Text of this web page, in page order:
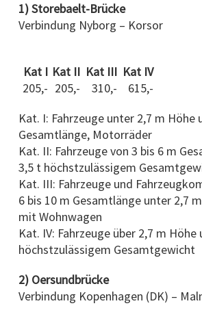
1) Storebaelt-Brücke
Verbindung Nyborg – Korsor
Kat I Kat II Kat III Kat IV
205,- 205,- 310,-
615,-
Kat. I: Fahrzeuge unter 2,7 m Höhe
Gesamtlänge, Motorräder
Kat. II: Fahrzeuge von 3 bis 6 m
3,5 t höchstzulässigem
Kat. III: Fahrzeuge und
6 bis 10 m Gesamtlänge unter 2,7
mit Wohnwagen
Kat. IV: Fahrzeuge über 2,7 m Höhe
höchstzulässigem Gesamtgewicht
2) Oersundbrücke
Verbindung Kopenhagen (DK) –